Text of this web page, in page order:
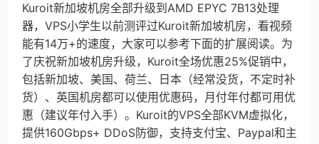
Kuroit新加坡机房全部升级到AMD EPYC 7B13处理
器，VPS小学生以前测评过Kuroit新加坡机房，看视频
能有14万+的速度，大家可以参考下面的扩展阅读。为
了庆祝新加坡机房升级，Kuroit全场优惠25%促销中，
包括新加坡、美国、荷兰、日本（经常没货，不定时补
货）、英国机房都可以使用优惠码，月付年付都可用优
惠（建议年付入手）。Kuroit的VPS全部KVM虚拟化，
提供160Gbps+ DDoS防御，支持支付宝、Paypal和主